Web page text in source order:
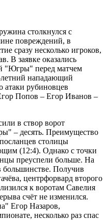
столкнулся с
повреждений, в
сразу несколько игроков,
В заявке оказались
"Югры" перед матчем
нападающий
атаки рубиновцев
Попов – Егор Иванов –
в створ ворот
– десять. Преимущество
столицы
(12:4). Однако с точки
преуспели больше. На
большинстве. Получив
центрфорвард второго
к воротам Савелия
счёт не изменился.
Егор Назаров,
несколько раз спас